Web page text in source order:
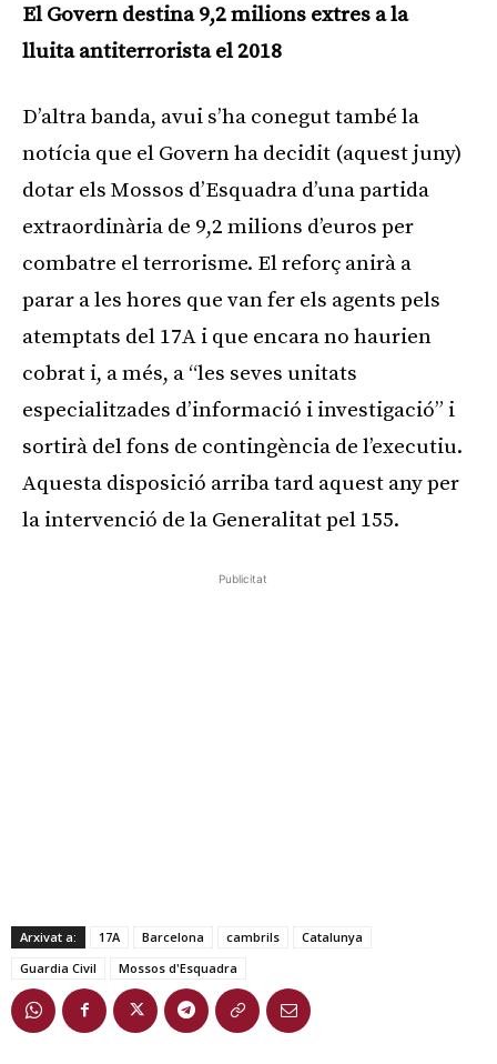
El Govern destina 9,2 milions extres a la
lluita antiterrorista el 2018
D’altra banda, avui s’ha conegut també la
notícia que el Govern ha decidit (aquest juny)
dotar els Mossos d’Esquadra d’una partida
extraordinària de 9,2 milions d’euros per
combatre el terrorisme. El reforç anirà a
parar a les hores que van fer els agents pels
atemptats del 17A i que encara no haurien
cobrat i, a més, a “les seves unitats
especialitzades d’informació i investigació” i
sortirà del fons de contingència de l’executiu.
Aquesta disposició arriba tard aquest any per
la intervenció de la Generalitat pel 155.
Publicitat
Arxivat a: 17A Barcelona cambrils
Catalunya
Guardia Civil
Mossos d'Esquadra